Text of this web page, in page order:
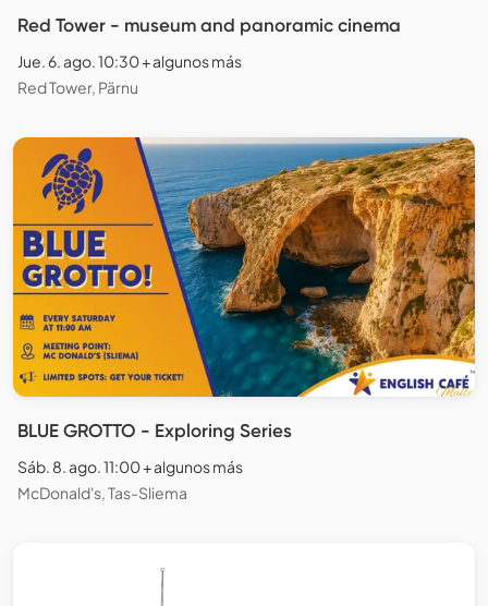
Red Tower - museum and panoramic cinema
Jue. 6. ago. 10:30 + algunos más
Red Tower, Pärnu
BLUE GROTTO - Exploring Series
Sáb. 8. ago. 11:00 + algunos más
McDonald's, Tas-Sliema